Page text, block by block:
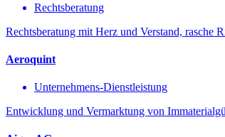
Rechtsberatung
Rechtsberatung mit Herz und Verstand, rasche
Aeroquint
Unternehmens-Dienstleistung
Entwicklung und Vermarktung von